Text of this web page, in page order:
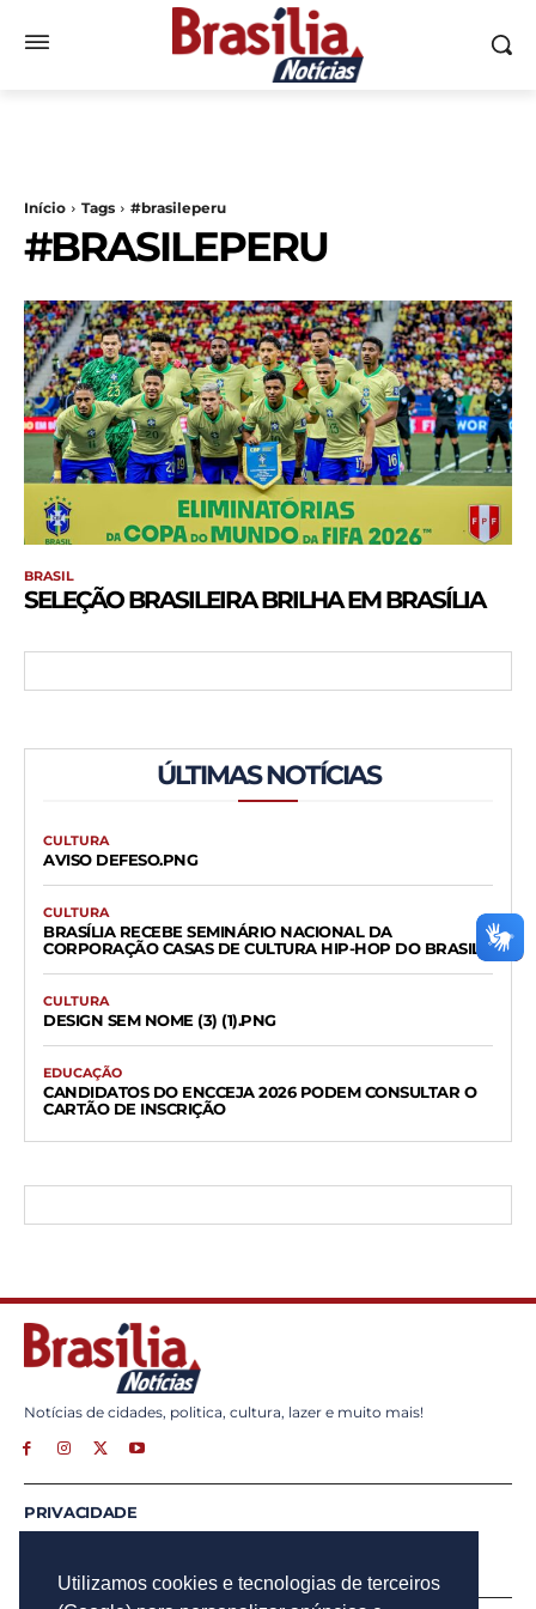
Utilizamos cookies e tecnologias de terceiros
Início Tags #brasileperu
#BRASILEPERU
BRASIL
SELEÇÃO BRASILEIRA BRILHA EM BRASÍLIA
ÚLTIMAS NOTÍCIAS
CULTURA
AVISO DEFESO.PNG
CULTURA
BRASÍLIA RECEBE SEMINÁRIO NACIONAL DA
CORPORAÇÃO CASAS DE CULTURA HIP-HOP DO BRASIL
CULTURA
DESIGN SEM NOME (3) (1).PNG
EDUCAÇÃO
CANDIDATOS DO ENCCEJA 2026 PODEM CONSULTAR O
CARTÃO DE INSCRIÇÃO
Notícias de cidades, politica, cultura, lazer e muito mais!
PRIVACIDADE